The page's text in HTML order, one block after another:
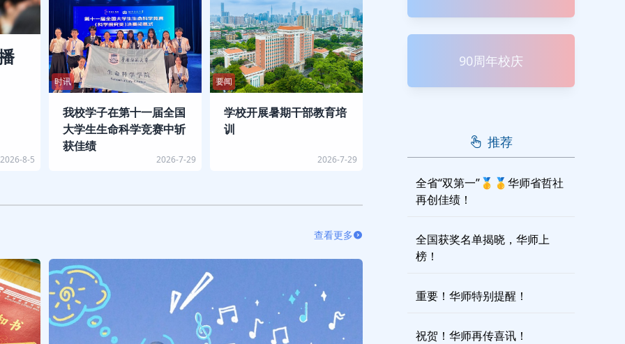
2026-8-5
时讯
我校学子在第十一届全国
大学生生命科学竞赛中斩
获佳绩
2026-7-29
要闻
学校开展暑期干部教育培
训
2026-7-29
查看更多
90周年校庆
推荐
全省“双第一”🥇🥇华师省哲社
再创佳绩！
全国获奖名单揭晓，华师上
榜！
重要！华师特别提醒！
祝贺！华师再传喜讯！